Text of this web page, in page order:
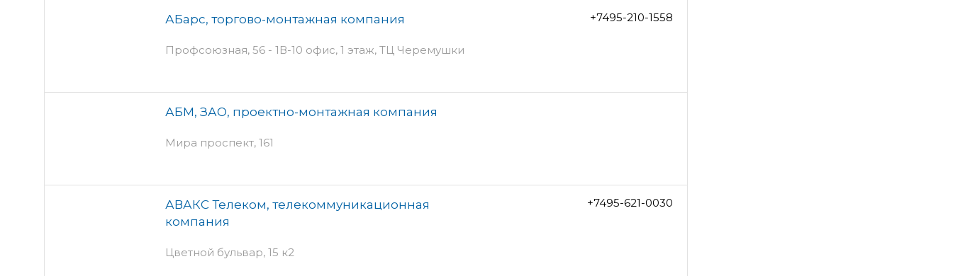
АБарс, торгово-монтажная компания
Профсоюзная, 56 - 1В-10 офис, 1 этаж, ТЦ Черемушки
+7495-210-1558
АБМ, ЗАО, проектно-монтажная компания
Мира проспект, 161
АВАКС Телеком, телекоммуникационная
компания
Цветной бульвар, 15 к2
+7495-621-0030